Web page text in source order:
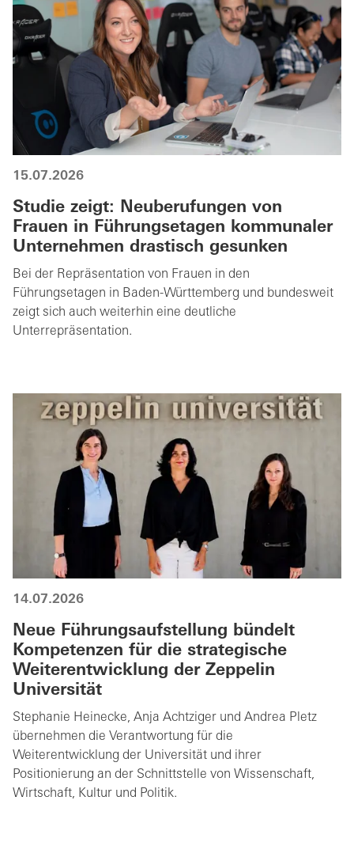
15.07.2026
Studie zeigt: Neuberufungen von
Frauen in Führungsetagen kommunaler
Unternehmen drastisch gesunken
Bei der Repräsentation von Frauen in den
Führungsetagen in Baden-Württemberg und bundesweit
zeigt sich auch weiterhin eine deutliche
Unterrepräsentation.
14.07.2026
Neue Führungsaufstellung bündelt
Kompetenzen für die strategische
Weiterentwicklung der Zeppelin
Universität
Stephanie Heinecke, Anja Achtziger und Andrea Pletz
übernehmen die Verantwortung für die
Weiterentwicklung der Universität und ihrer
Positionierung an der Schnittstelle von Wissenschaft,
Wirtschaft, Kultur und Politik.